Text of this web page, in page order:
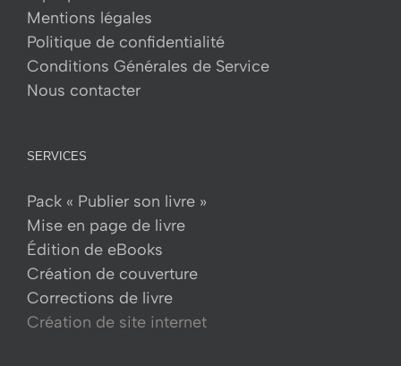
Mentions légales
Politique de confidentialité
Conditions Générales de Service
Nous contacter
SERVICES
Pack « Publier son livre »
Mise en page de livre
Édition de eBooks
Création de couverture
Corrections de livre
Création de site internet